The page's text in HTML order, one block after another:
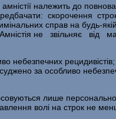
належить до
скорочення
справ на будь-якій
не звільняє від
небезпечних
за особ­ливо
лише
волі на строк не